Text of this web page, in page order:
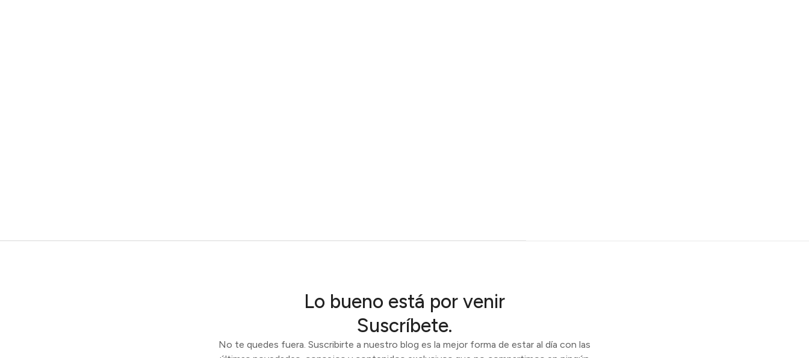
Lo bueno está por venir
Suscríbete.
No te quedes fuera. Suscribirte a nuestro blog es la mejor forma de estar al día con las